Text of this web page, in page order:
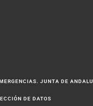
JUNTA DE
DE DATOS